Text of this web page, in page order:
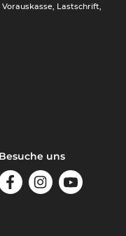
Lastschrift,
Besuche uns